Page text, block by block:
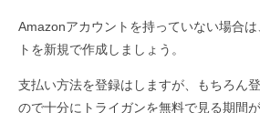
Amazonアカウントを持っていない場合
トを新規で作成しましょう。
支払い方法を登録はしますが、もちろん
ので十分にトライガンを無料で見る期間